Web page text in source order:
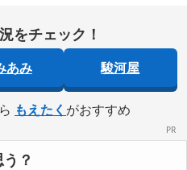
をチェック！
あみ 駿河屋
もえたく がおすすめ
？